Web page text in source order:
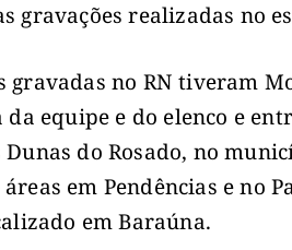
gravações realizadas no
gravadas no RN tiveram
equipe e do elenco e
Dunas do Rosado, no
em Pendências e no
em Baraúna.